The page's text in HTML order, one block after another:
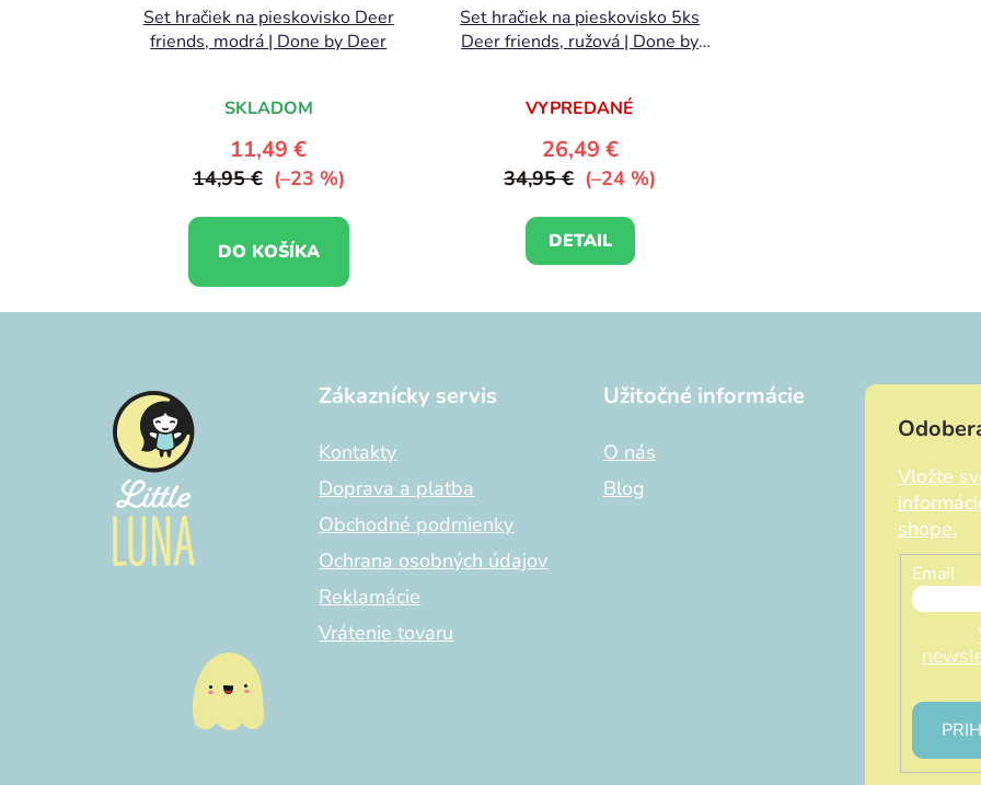
Set hračiek na pieskovisko Deer
friends, modrá | Done by Deer
SKLADOM
11,49 €
14,95 € (–23 %)
DO KOŠÍKA
Set hračiek na pieskovisko 5ks
Deer friends, ružová | Done by
VYPREDANÉ
26,49 €
34,95 € (–24 %)
DETAIL
Zákaznícky servis
Kontakty
Doprava a platba
Obchodné podmienky
Ochrana osobných údajov
Reklamácie
Vrátenie tovaru
Užitočné informácie
O nás
Blog
Vložte
shope.
Email